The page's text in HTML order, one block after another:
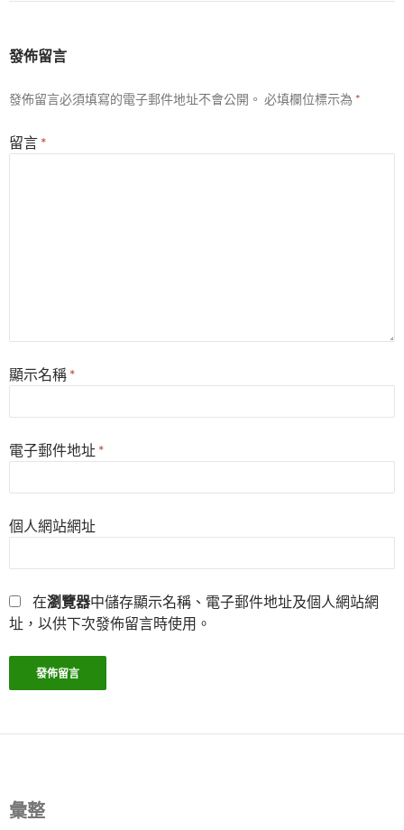
發佈留言
發佈留言必須填寫的電子郵件地址不會公開。 必填欄位標示為 *
留言 *
顯示名稱 *
電子郵件地址 *
個人網站網址
在瀏覽器中儲存顯示名稱、電子郵件地址及個人網站網
址，以供下次發佈留言時使用。
彙整